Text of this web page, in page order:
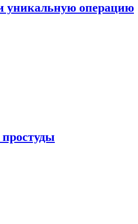
уникальную операцию